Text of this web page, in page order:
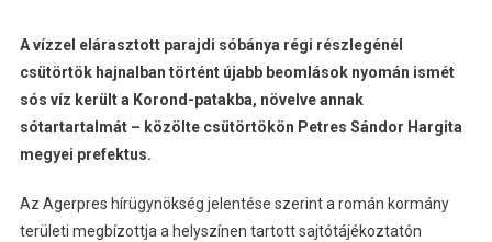
A vízzel elárasztott parajdi sóbánya régi részlegénél
csütörtök hajnalban történt újabb beomlások nyomán ismét
sós víz került a Korond-patakba, növelve annak
sótartartalmát – közölte csütörtökön Petres Sándor Hargita
megyei prefektus.
Az Agerpres hírügynökség jelentése szerint a román kormány
területi megbízottja a helyszínen tartott sajtótájékoztatón